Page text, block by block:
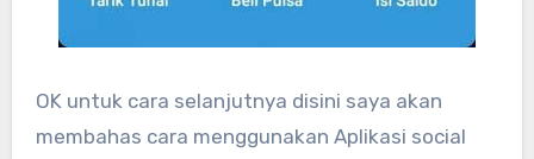
OK untuk cara selanjutnya disini saya akan
membahas cara menggunakan Aplikasi social